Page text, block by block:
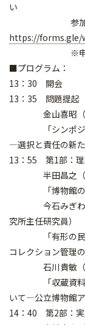
い
参加申込
https://forms.gle/
※申込締め切
■プログラム：
13：30 開会
13：35 問題提起
金山喜昭（法
「シンポジウ
―選択と責任の新
13：55 第1部：理
半田昌之（公益
「博物館の社会
今石みぎわ（
究所主任研究員）
「有形の民俗
コレクション管理
石川貴敏（法
「収蔵資料の
いて―公立博物館
14：40 第2部：実